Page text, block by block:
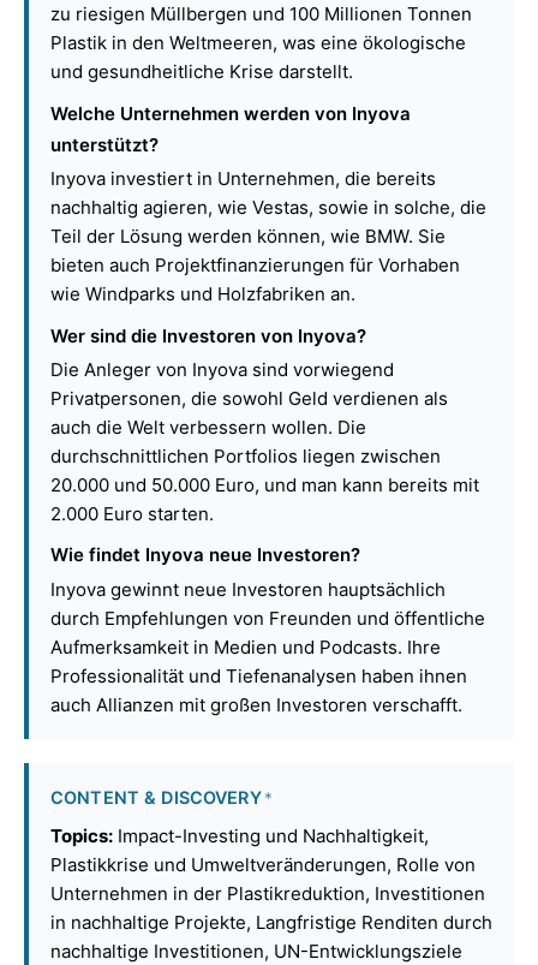
zu riesigen Müllbergen und 100 Millionen Tonnen
Plastik in den Weltmeeren, was eine ökologische
und gesundheitliche Krise darstellt.
Welche Unternehmen werden von Inyova
unterstützt?
Inyova investiert in Unternehmen, die bereits
nachhaltig agieren, wie Vestas, sowie in solche, die
Teil der Lösung werden können, wie BMW. Sie
bieten auch Projektfinanzierungen für Vorhaben
wie Windparks und Holzfabriken an.
Wer sind die Investoren von Inyova?
Die Anleger von Inyova sind vorwiegend
Privatpersonen, die sowohl Geld verdienen als
auch die Welt verbessern wollen. Die
durchschnittlichen Portfolios liegen zwischen
20.000 und 50.000 Euro, und man kann bereits mit
2.000 Euro starten.
Wie findet Inyova neue Investoren?
Inyova gewinnt neue Investoren hauptsächlich
durch Empfehlungen von Freunden und öffentliche
Aufmerksamkeit in Medien und Podcasts. Ihre
Professionalität und Tiefenanalysen haben ihnen
auch Allianzen mit großen Investoren verschafft.
CONTENT & DISCOVERY *
Topics: Impact-Investing und Nachhaltigkeit,
Plastikkrise und Umweltveränderungen, Rolle von
Unternehmen in der Plastikreduktion, Investitionen
in nachhaltige Projekte, Langfristige Renditen durch
nachhaltige Investitionen, UN-Entwicklungsziele